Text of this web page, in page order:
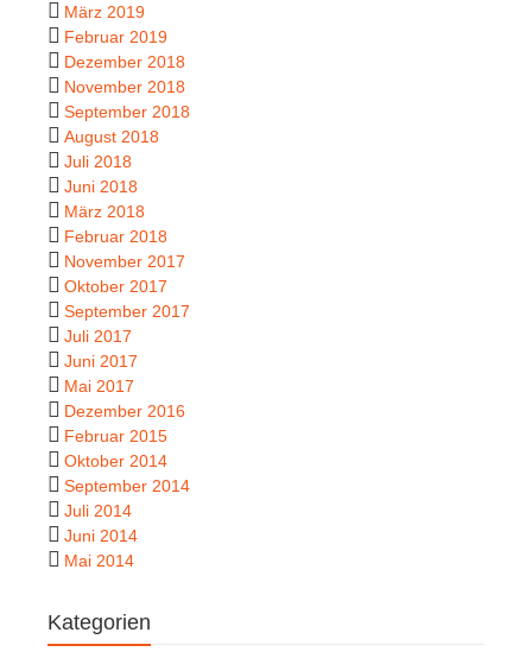
März 2019
Februar 2019
Dezember 2018
November 2018
September 2018
August 2018
Juli 2018
Juni 2018
März 2018
Februar 2018
November 2017
Oktober 2017
September 2017
Juli 2017
Juni 2017
Mai 2017
Dezember 2016
Februar 2015
Oktober 2014
September 2014
Juli 2014
Juni 2014
Mai 2014
Kategorien